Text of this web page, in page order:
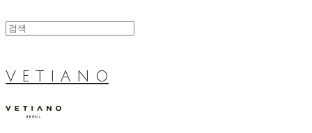
V E T I A N O